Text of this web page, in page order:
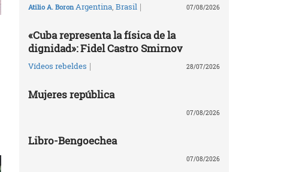
Atilio A. Boron Argentina Brasil | 07/08/2026
«Cuba representa la física de la
dignidad»: Fidel Castro Smirnov
Vídeos rebeldes | 28/07/2026
Mujeres república
07/08/2026
Libro-Bengoechea
07/08/2026